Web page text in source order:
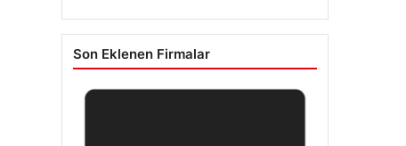
Son Eklenen Firmalar